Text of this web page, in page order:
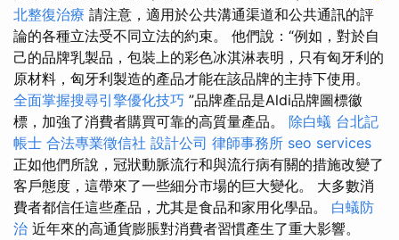
北整復治療 請注意，適用於公共溝通渠道和公共通訊的評
論的各種立法受不同立法的約束。 他們說：“例如，對於自
己的品牌乳製品，包裝上的彩色冰淇淋表明，只有匈牙利的
原材料，匈牙利製造的產品才能在該品牌的主持下使用。
全面掌握搜尋引擎優化技巧 ”品牌產品是Aldi品牌圖標徽
標，加強了消費者購買可靠的高質量產品。 除白蟻 台北記
帳士 合法專業徵信社 設計公司 律師事務所 seo services
正如他們所說，冠狀動脈流行和與流行病有關的措施改變了
客戶態度，這帶來了一些細分市場的巨大變化。 大多數消
費者都信任這些產品，尤其是食品和家用化學品。 白蟻防
治 近年來的高通貨膨脹對消費者習慣產生了重大影響。